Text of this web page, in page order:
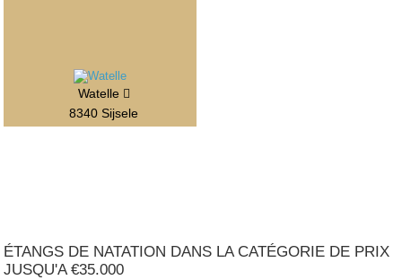
Watelle
8340 Sijsele
ÉTANGS DE NATATION DANS LA CATÉGORIE DE PRIX
JUSQU'A €35.000